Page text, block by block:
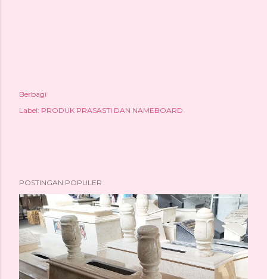
Berbagi
Label: PRODUK PRASASTI DAN NAMEBOARD
POSTINGAN POPULER